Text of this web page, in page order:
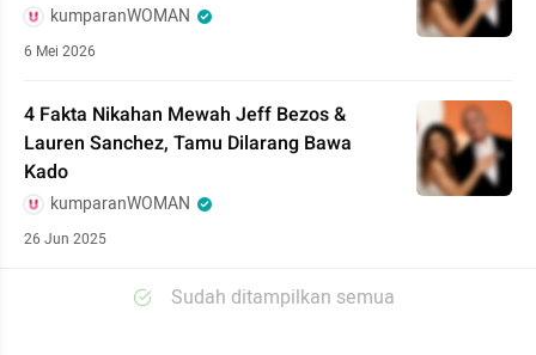
kumparanWOMAN
6 Mei 2026
4 Fakta Nikahan Mewah Jeff Bezos &
Lauren Sanchez, Tamu Dilarang Bawa
Kado
kumparanWOMAN
26 Jun 2025
Sudah ditampilkan semua